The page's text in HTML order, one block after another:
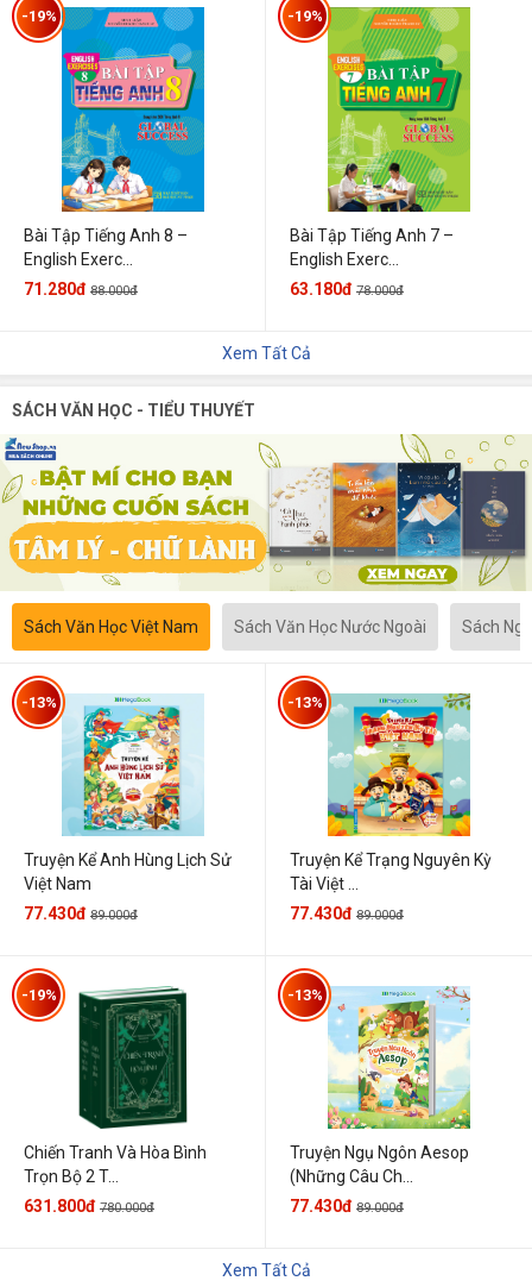
Bài Tập Tiếng Anh 8 –
English Exerc...
-19%
71.280đ 88.000đ
Bài Tập Tiếng Anh 7 –
English Exerc...
-19%
63.180đ 78.000đ
Xem Tất Cả
SÁCH VĂN HỌC - TIỂU THUYẾT
Sách Văn Học Việt Nam Sách Văn Học Nước Ngoài Sách
Truyện Kể Anh Hùng Lịch Sử
Việt Nam
-13%
77.430đ 89.000đ
Truyện Kể Trạng Nguyên Kỳ
Tài Việt ...
-13%
77.430đ 89.000đ
Chiến Tranh Và Hòa Bình
Trọn Bộ 2 T...
-19%
631.800đ 780.000đ
Truyện Ngụ Ngôn Aesop
(Những Câu Ch...
-13%
77.430đ 89.000đ
Xem Tất Cả